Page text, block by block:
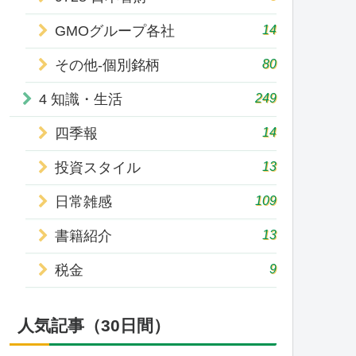
GMOグループ各社 14
その他-個別銘柄 80
4 知識・生活 249
四季報 14
投資スタイル 13
日常雑感 109
書籍紹介 13
税金 9
人気記事（30日間）